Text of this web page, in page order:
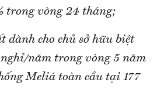
trong vòng 24 tháng;
dành cho chủ sở hữu biệt
năm trong vòng 5 năm
Meliá toàn cầu tại 177